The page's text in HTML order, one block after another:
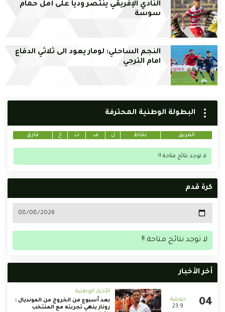
النادي الإفريقي ينتصر ودياً على أمل حمام
سوسة
النجم الساحلي: لومار يعود الى ثلاثي الدفاع
امام الترجي
البطولة الوطنية المحترفة
الفريق نقاط ل ف ت خ فارق
لا توجد نتائج متاحة !!
كرة قدم
لا توجد نتائج متاحة !!
أخر الأخبار
23:9
الأخبار الوطنية
بعد أسبوع من الخروج من المونديال :
رونار ينهي تجربته مع المنتخب